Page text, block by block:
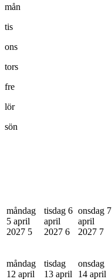
mån
tis
ons
tors
fre
lör
sön
måndag
5 april
2027 5
tisdag 6
april
2027 6
onsdag 7
april
2027 7
måndag
12 april
tisdag
13 april
onsdag
14 april